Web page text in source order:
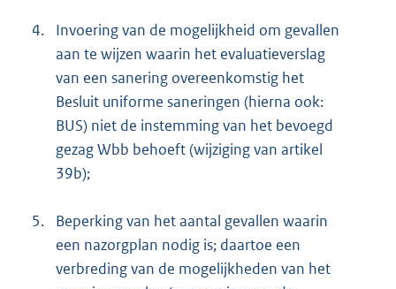
4.
Invoering van de mogelijkheid om gevallen
aan te wijzen waarin het evaluatieverslag
van een sanering overeenkomstig het
Besluit uniforme saneringen (hierna ook:
BUS) niet de instemming van het bevoegd
gezag Wbb behoeft (wijziging van artikel
39b);
5.
Beperking van het aantal gevallen waarin
een nazorgplan nodig is; daartoe een
verbreding van de mogelijkheden van het